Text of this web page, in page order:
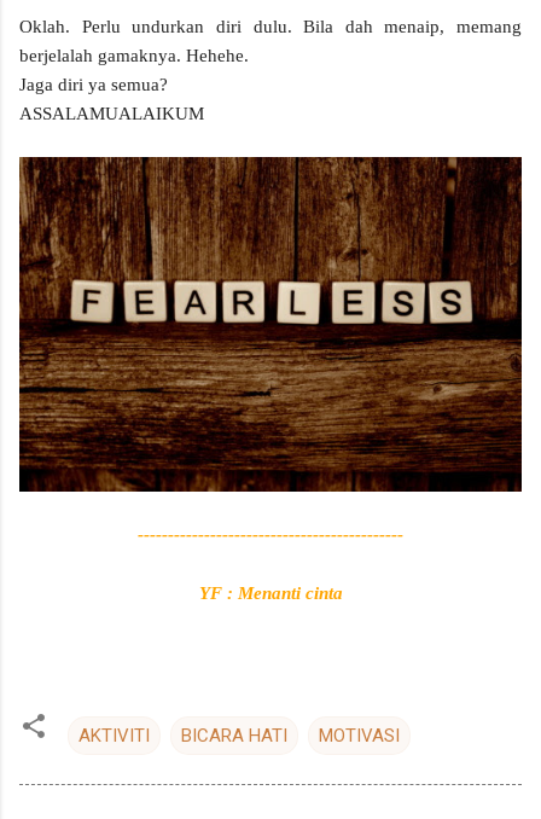
Oklah. Perlu undurkan diri dulu. Bila dah menaip, memang
berjelalah gamaknya. Hehehe.
Jaga diri ya semua?
ASSALAMUALAIKUM
--------------------------------------------
YF : Menanti cinta
AKTIVITI BICARA HATI MOTIVASI